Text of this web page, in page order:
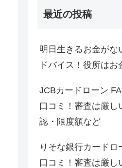
最近の投稿
明日生きるお金がな
ドバイス！役所は
JCBカードローン
口コミ！審査は厳し
認・限度額など
りそな銀行カード
口コミ！審査は厳